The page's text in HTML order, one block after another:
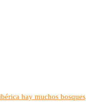
hay muchos